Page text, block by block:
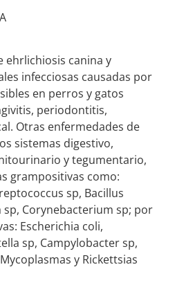
ehrlichiosis canina y
infecciosas causadas por
en perros y gatos
periodontitis,
Otras enfermedades de
sistemas digestivo,
y tegumentario,
grampositivas como:
sp, Bacillus
Corynebacterium sp; por
Escherichia coli,
sp, Campylobacter sp,
y Rickettsias